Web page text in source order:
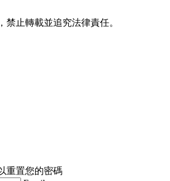
禁止轉載並追究法律責任。
重置您的密碼